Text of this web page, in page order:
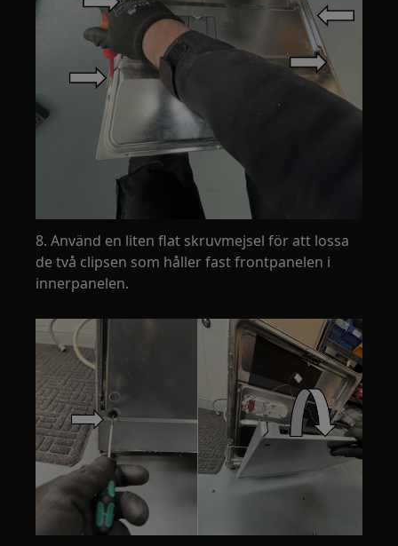
8. Använd en liten flat skruvmejsel för att lossa
de två clipsen som håller fast frontpanelen i
innerpanelen.